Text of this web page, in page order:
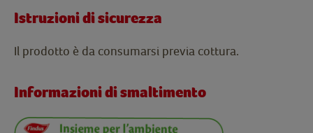
Istruzioni di sicurezza
Il prodotto è da consumarsi previa cottura.
Informazioni di smaltimento